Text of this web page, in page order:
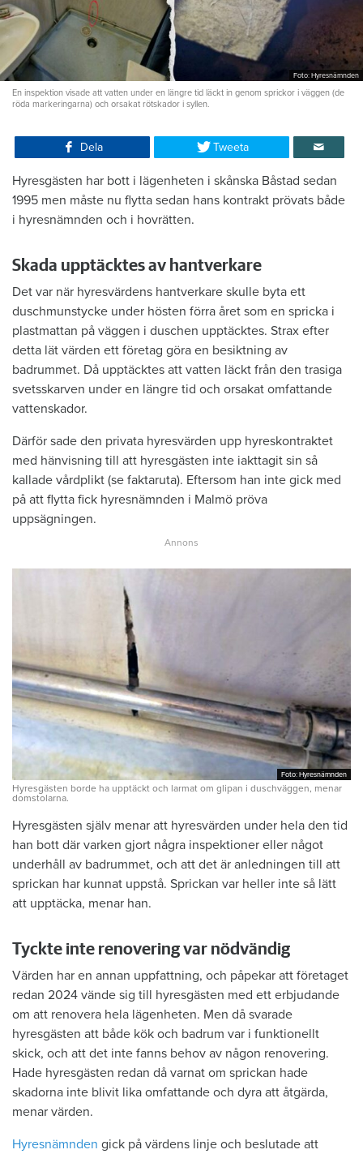
Foto: Hyresnämnden
En inspektion visade att vatten under en längre tid läckt in genom sprickor i väggen (de
röda markeringarna) och orsakat rötskador i syllen.
Dela Tweeta
Hyresgästen har bott i lägenheten i skånska Båstad sedan
1995 men måste nu flytta sedan hans kontrakt prövats både
i hyresnämnden och i hovrätten.
Skada upptäcktes av hantverkare
Det var när hyresvärdens hantverkare skulle byta ett
duschmunstycke under hösten förra året som en spricka i
plastmattan på väggen i duschen upptäcktes. Strax efter
detta lät värden ett företag göra en besiktning av
badrummet. Då upptäcktes att vatten läckt från den trasiga
svetsskarven under en längre tid och orsakat omfattande
vattenskador.
Därför sade den privata hyresvärden upp hyreskontraktet
med hänvisning till att hyresgästen inte iakttagit sin så
kallade vårdplikt (se faktaruta). Eftersom han inte gick med
på att flytta fick hyresnämnden i Malmö pröva
uppsägningen.
Foto: Hyresnämnden
Foto: Hyresnämnden
Hyresgästen borde ha upptäckt och larmat om glipan i duschväggen, menar
domstolarna.
Hyresgästen själv menar att hyresvärden under hela den tid
han bott där varken gjort några inspektioner eller något
underhåll av badrummet, och att det är anledningen till att
sprickan har kunnat uppstå. Sprickan var heller inte så lätt
att upptäcka, menar han.
Tyckte inte renovering var nödvändig
Värden har en annan uppfattning, och påpekar att företaget
redan 2024 vände sig till hyresgästen med ett erbjudande
om att renovera hela lägenheten. Men då svarade
hyresgästen att både kök och badrum var i funktionellt
skick, och att det inte fanns behov av någon renovering.
Hade hyresgästen redan då varnat om sprickan hade
skadorna inte blivit lika omfattande och dyra att åtgärda,
menar värden.
Hyresnämnden gick på värdens linje och beslutade att